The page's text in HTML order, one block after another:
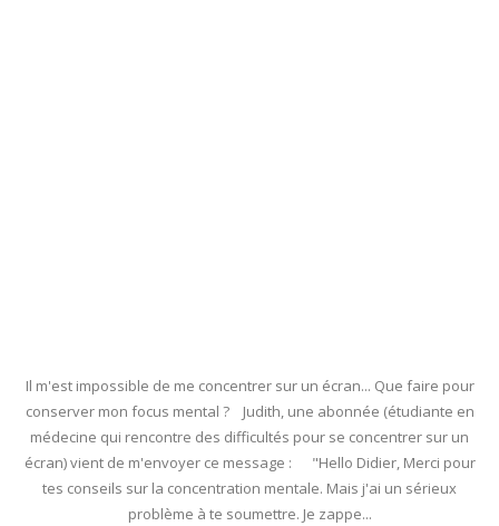
Il m'est impossible de me concentrer sur un écran... Que faire pour
conserver mon focus mental ? Judith, une abonnée (étudiante en
médecine qui rencontre des difficultés pour se concentrer sur un
écran) vient de m'envoyer ce message : "Hello Didier, Merci pour
tes conseils sur la concentration mentale. Mais j'ai un sérieux
problème à te soumettre. Je zappe...